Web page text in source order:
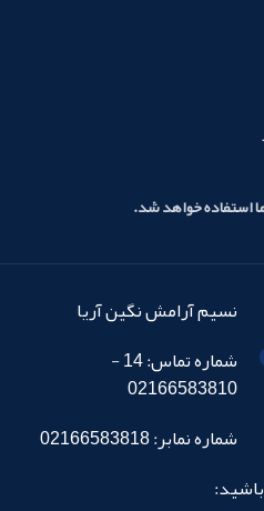
استفاده خواهد شد.
نسیم آرامش نگین آریا
شماره تماس: 14 -
02166583810
شماره نمابر: 02166583818